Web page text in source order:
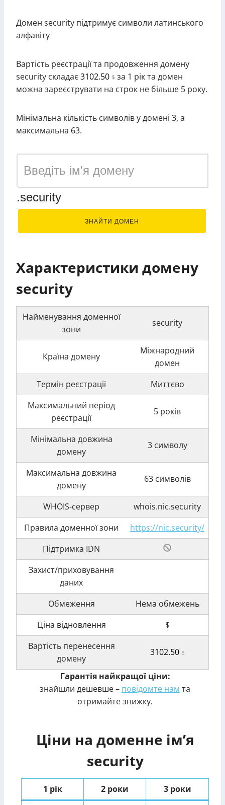
Домен security підтримує символи латинського
алфавіту
Вартість реєстрації та продовження домену
security складає3102.50 $ за 1 рік та домен
можна зареєструвати на строк не більше 5 року.
Мінімальна кількість символів у домені 3, а
максимальна 63.
.security
ЗНАЙТИ ДОМЕН
Характеристики домену
security
Найменування доменної
зони
security
Країна домену
Міжнародний
домен
Термін реєстрації
Миттєво
Максимальний період
реєстрації
5 років
Мінімальна довжина
домену
3 символу
Максимальна довжина
домену
63 символів
WHOIS-сервер
whois.nic.security
Правила доменної зони
https://nic.security/
Підтримка IDN
Захист/приховування
даних
Обмеження
Нема обмежень
Ціна відновлення
$
Вартість перенесення
домену
3102.50 $
Гарантія найкращої ціни:
знайшли дешевше – повідомте нам та
отримайте знижку.
Ціни на доменне ім’я
security
1 рік 2 роки
3 роки